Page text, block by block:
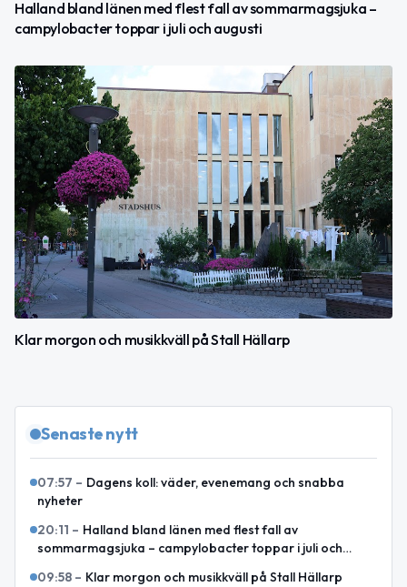
Halland bland länen med flest fall av sommarmagsjuka –
campylobacter toppar i juli och augusti
Klar morgon och musikkväll på Stall Hällarp
Senaste nytt
07:57 – Dagens koll: väder, evenemang och snabba
nyheter
20:11 – Halland bland länen med flest fall av
sommarmagsjuka – campylobacter toppar i juli och
09:58 – Klar morgon och musikkväll på Stall Hällarp